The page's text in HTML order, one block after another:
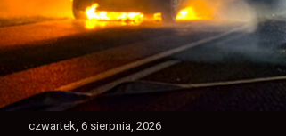
czwartek, 6 sierpnia, 2026